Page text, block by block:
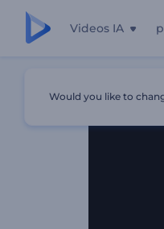
Videos IA
Would you like to